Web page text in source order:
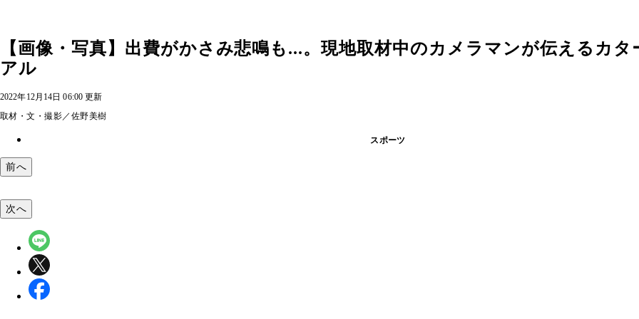
【画像・写真】出費がかさみ悲鳴も...。現地取材中のカメラマンが伝えるカタ
アル
2022年12月14日 06:00 更新
取材・文・撮影／佐野美樹
スポーツ
前へ
次へ